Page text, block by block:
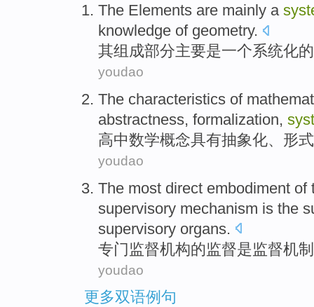
The Elements are mainly a
knowledge ofgeometry.
其组成部分主要是一个系统化的
youdao
The characteristics of
abstractness, formalization,
高中数学概念具有抽象化、 形
youdao
The most direct embodiment of
supervisory mechanism is the
supervisory organs.
专门监督机构的监督是监督机制
youdao
更多双语例句